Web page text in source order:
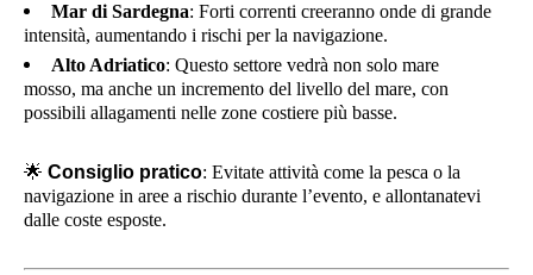
Mar di Sardegna: Forti correnti creeranno onde di grande
intensità, aumentando i rischi per la navigazione.
Alto Adriatico: Questo settore vedrà non solo mare
mosso, ma anche un incremento del livello del mare, con
possibili allagamenti nelle zone costiere più basse.
🌟 Consiglio pratico: Evitate attività come la pesca o la
navigazione in aree a rischio durante l’evento, e allontanatevi
dalle coste esposte.